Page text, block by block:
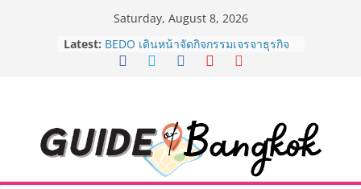
Saturday, August 8, 2026
Latest:
AirAsia X SEE FAH พันธมิตรทางธุรกิจ
ยาวนานกว่า 20 ปี ต่อยอดเสิร์ฟความ
อร่อย ยกเมนูระดับตำนาน “ข้าวหน้าไก่
ระดับผลิตภัณฑ์ท้องถิ่นสู่ตลาดเชิง
พาณิชย์อย่างยั่งยืน
LORDNINE จัดศึกคนดังสายเกม ไทย
ปะทะ ฟิลิปปินส์ ใน “Rise of the Tenth